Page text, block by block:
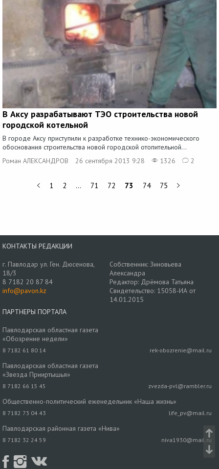
В Аксу разрабатывают ТЭО строительства новой
городской котельной
В городе Аксу приступили к разработке технико-экономического
обоснования строительства новой городской отопительной...
Роман АЛЕКСАНДРОВ
26 сентября 2013 9:28 1326 2
1 2 … 71 72 73 74 75
КОНТАКТЫ РЕДАКЦИИ
г. Павлодар ул. Ген. Дюсенова,
18/3
8 7182 20 87 84
info@pavon.kz
Собственник: Зиновьева
Александра
Редактор: Дрёмова Татьяна
Свидетельство: 15058-ИА от
14.01.2015
ПАРТНЕРЫ ПОРТАЛА
Павлодарская областная газета
«Обозрение недели»
8 7182 61 80 14 rek-obozrenie@mail.ru
Павлодарская областная газета
«Звезда Прииртышья»
8 7182 66 15 45 zvezda-pvl@rambler.ru
Общественно-политический еженедельник «Наша жизнь»
8 7182 73 04 43 life_pv@mail.ru
Павлодарская районная газета «Нива»
8 7182 32 24 59 niva1930@mail.ru